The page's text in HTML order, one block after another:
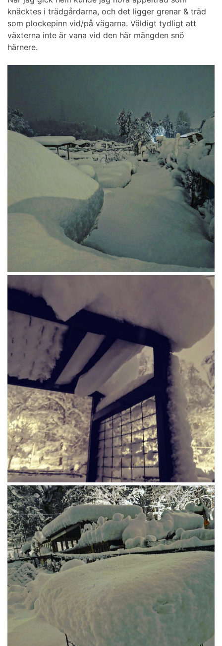
knäcktes i trädgårdarna, och det ligger grenar & träd
som plockepinn vid/på vägarna. Väldigt tydligt att
växterna inte är vana vid den här mängden snö
härnere.